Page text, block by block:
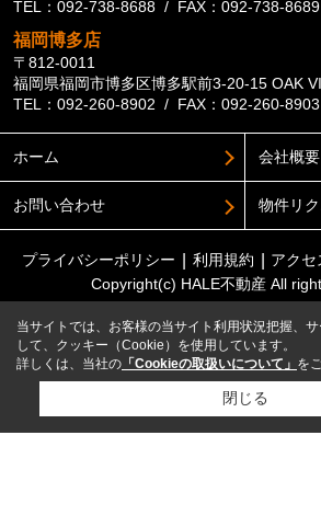
TEL：092-738-8688 / FAX：092-738-8689
福岡博多店
〒812-0011
福岡県福岡市博多区博多駅前3-20-15 OAK
TEL：092-260-8902 / FAX：092-260-8903
ホーム 会社概要
お問い合わせ 物件リ
プライバシーポリシー 利用規約 アク
Copyright(c) HALE不動産 All
当サイトでは、お客様の当サイト利用状況把握、
して、クッキー（Cookie）を使用しています。
詳しくは、当社の 「Cookieの取扱いについて」 を
閉じる